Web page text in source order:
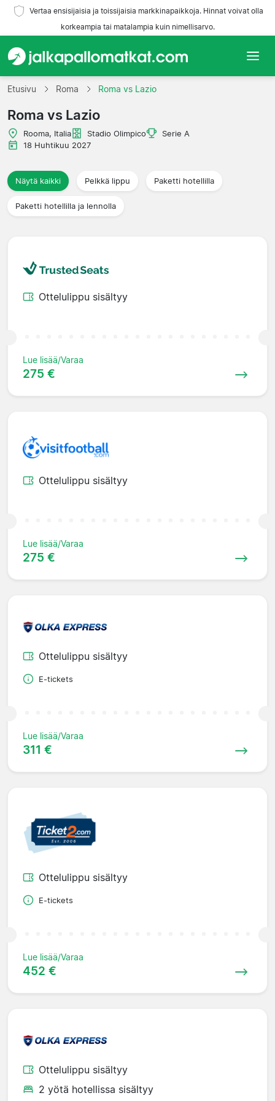
Vertaa ensisijaisia ja toissijaisia markkinapaikkoja. Hinnat voivat olla
korkeampia tai matalampia kuin nimellisarvo.
Etusivu
Joukkueet
Liigat
Matkatoimistoja
Etusivu Roma Roma vs Lazio
Roma vs Lazio
Rooma, Italia Stadio Olimpico
Serie A
18 Huhtikuu 2027
Näytä kaikki Pelkkä lippu Paketti hotellilla
Paketti hotellilla ja lennolla
Ottelulippu sisältyy
Lue lisää/Varaa
275 €
Ottelulippu sisältyy
Lue lisää/Varaa
275 €
Ottelulippu sisältyy
E-tickets
Lue lisää/Varaa
311 €
Ottelulippu sisältyy
E-tickets
Lue lisää/Varaa
452 €
Ottelulippu sisältyy
2 yötä hotellissa sisältyy